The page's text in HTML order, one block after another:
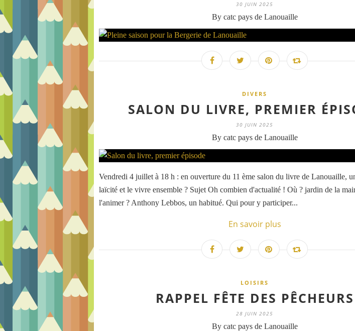
30 JUIN 2025
By catc pays de Lanouaille
DIVERS
SALON DU LIVRE, PREMIER
30 JUIN 2025
By catc pays de Lanouaille
Vendredi 4 juillet à 18 h : en ouverture du 11 ème salon du livre de Lanouaille,
laïcité et le vivre ensemble ? Sujet Oh combien d'actualité ! Où ? jardin de la
l'animer ? Anthony Lebbos, un habitué. Qui pour y participer...
En savoir plus
LOISIRS
RAPPEL FÊTE DES PÊCHEURS
28 JUIN 2025
By catc pays de Lanouaille